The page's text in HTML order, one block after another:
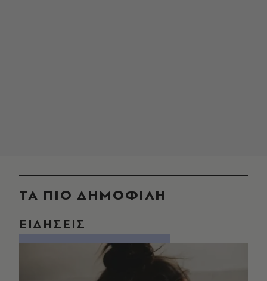
ΤΑ ΠΙΟ ΔΗΜΟΦΙΛΗ
ΕΙΔΗΣΕΙΣ